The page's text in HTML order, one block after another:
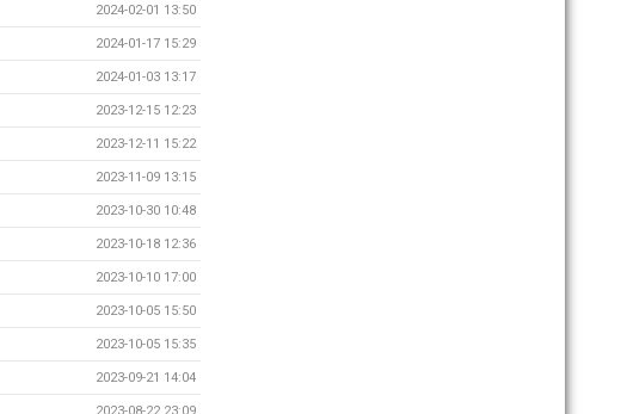
2024-02-01 13:50
2024-01-17 15:29
2024-01-03 13:17
2023-12-15 12:23
2023-12-11 15:22
2023-11-09 13:15
2023-10-30 10:48
2023-10-18 12:36
2023-10-10 17:00
2023-10-05 15:50
2023-10-05 15:35
2023-09-21 14:04